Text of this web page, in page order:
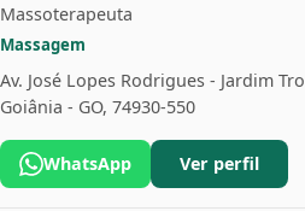
Massoterapeuta
Massagem
Av. José Lopes Rodrigues - Jardim
Goiânia - GO, 74930-550
WhatsApp Ver perfil